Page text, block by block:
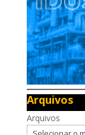
Arquivos
Arquivos